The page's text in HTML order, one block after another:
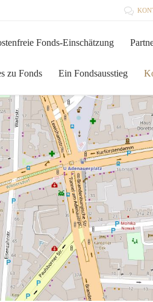

Fonds-Einschätzung
zu Fonds Ein Fondsausstieg